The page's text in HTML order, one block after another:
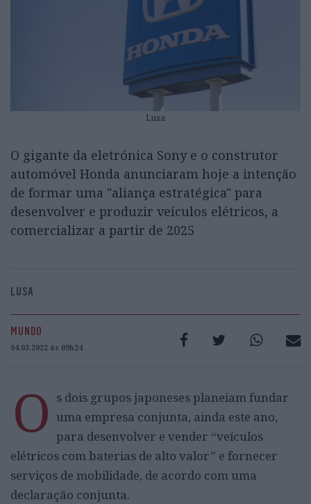
Lusa
O gigante da eletrónica Sony e o construtor
automóvel Honda anunciaram hoje a intenção
de formar uma "aliança estratégica" para
desenvolver e produzir veículos elétricos, a
comercializar a partir de 2025
LUSA
MUNDO
04.03.2022 às 09h24
O s dois grupos japoneses planeiam fundar
uma empresa conjunta, ainda este ano,
para desenvolver e vender “veículos
elétricos com baterias de alto valor” e fornecer
serviços de mobilidade, de acordo com uma
declaração conjunta.